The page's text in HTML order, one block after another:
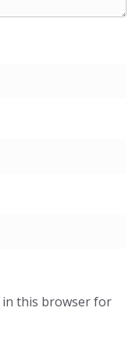
in this browser for